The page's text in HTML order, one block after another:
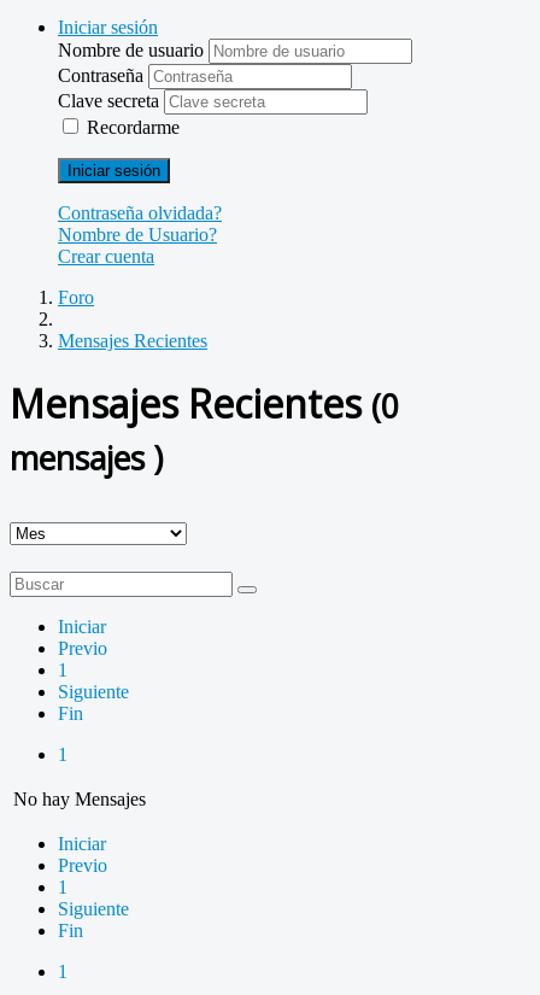
Iniciar sesión
Nombre de usuario
Contraseña
Clave secreta
Recordarme
Iniciar sesión
Contraseña olvidada?
Nombre de Usuario?
Crear cuenta
Foro
Mensajes Recientes
Mensajes Recientes (0
mensajes )
Iniciar
Previo
1
Siguiente
Fin
1
No hay Mensajes
Iniciar
Previo
1
Siguiente
Fin
1